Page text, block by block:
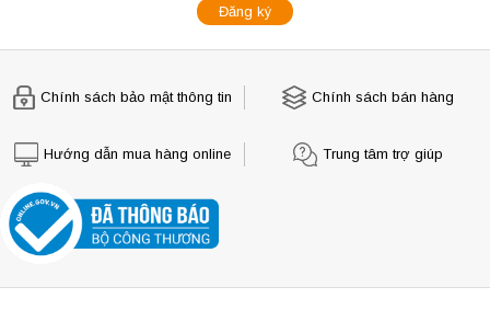
Chính sách bảo mật thông tin Chính sách bán hàng
Hướng dẫn mua hàng online Trung tâm trợ giúp